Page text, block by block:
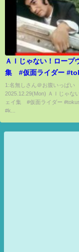
ＡＩじゃない！ロープ
集 #仮面ライダー
#特撮 #kamenrider #東
仮面ライダーv3
1:名無しさん＠お腹いっぱい
2025.12.29(Mon) ＡＩじゃな
ェイ集 #仮面ライダー
#k...